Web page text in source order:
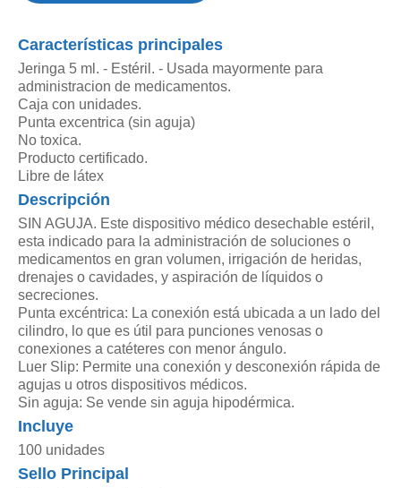
Punta
Excentrica
cantidad
Características principales
Jeringa 5 ml. - Estéril. - Usada mayormente para
administracion de medicamentos.
Caja con unidades.
Punta excentrica (sin aguja)
No toxica.
Producto certificado.
Libre de látex
Descripción
SIN AGUJA. Este dispositivo médico desechable estéril,
esta indicado para la administración de soluciones o
medicamentos en gran volumen, irrigación de heridas,
drenajes o cavidades, y aspiración de líquidos o
secreciones.
Punta excéntrica: La conexión está ubicada a un lado del
cilindro, lo que es útil para punciones venosas o
conexiones a catéteres con menor ángulo.
Luer Slip: Permite una conexión y desconexión rápida de
agujas u otros dispositivos médicos.
Sin aguja: Se vende sin aguja hipodérmica.
Incluye
100 unidades
Sello Principal